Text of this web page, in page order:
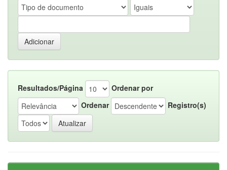
Resultados/Página
Ordenar por
Ordenar
Registro(s)